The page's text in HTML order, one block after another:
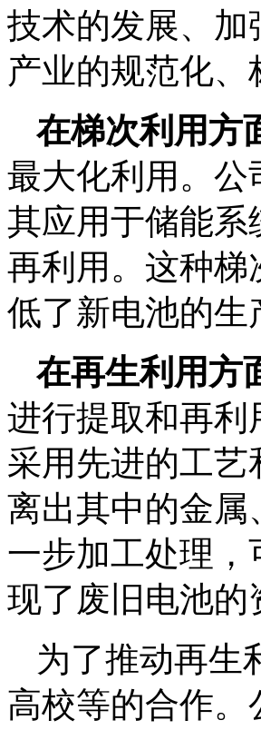
技术的发展、加
产业的规范化
在梯次利用方
最大化利用。公
其应用于储能系
再利用。这种梯
低了新电池的生
在再生利用方
进行提取和再利
采用先进的工
离出其中的金属
一步加工处理
现了废旧电池的
为了推动再生
高校等的合作